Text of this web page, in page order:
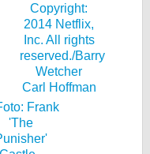
Carl Hoffman